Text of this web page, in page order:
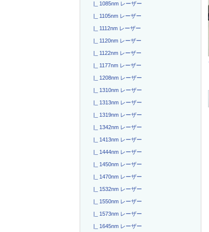
|_ 1085nm レーザー
|_ 1105nm レーザー
|_ 1112nm レーザー
|_ 1120nm レーザー
|_ 1122nm レーザー
|_ 1177nm レーザー
|_ 1208nm レーザー
|_ 1310nm レーザー
|_ 1313nm レーザー
|_ 1319nm レーザー
|_ 1342nm レーザー
|_ 1413nm レーザー
|_ 1444nm レーザー
|_ 1450nm レーザー
|_ 1470nm レーザー
|_ 1532nm レーザー
|_ 1550nm レーザー
|_ 1573nm レーザー
|_ 1645nm レーザー